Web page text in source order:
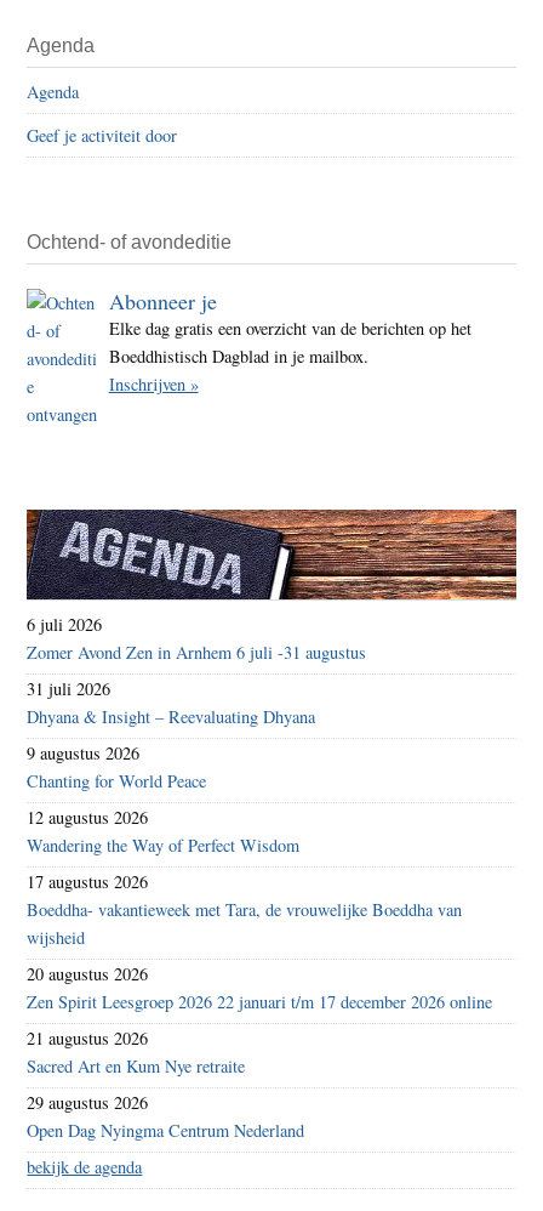
Agenda
Agenda
Geef je activiteit door
Ochtend- of avondeditie
Abonneer je
Elke dag gratis een overzicht van de berichten op het
Boeddhistisch Dagblad in je mailbox.
Inschrijven »
6 juli 2026
Zomer Avond Zen in Arnhem 6 juli -31 augustus
31 juli 2026
Dhyana & Insight – Reevaluating Dhyana
9 augustus 2026
Chanting for World Peace
12 augustus 2026
Wandering the Way of Perfect Wisdom
17 augustus 2026
Boeddha- vakantieweek met Tara, de vrouwelijke Boeddha van
wijsheid
20 augustus 2026
Zen Spirit Leesgroep 2026 22 januari t/m 17 december 2026 online
21 augustus 2026
Sacred Art en Kum Nye retraite
29 augustus 2026
Open Dag Nyingma Centrum Nederland
bekijk de agenda